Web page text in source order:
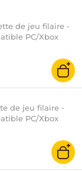
de jeu filaire -
PC/Xbox
de jeu filaire -
PC/Xbox